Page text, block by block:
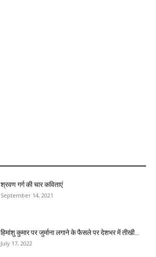
श्रवण गर्ग की चार कविताएं
September 14, 2021
हिमांशु कुमार पर जुर्माना लगाने के फैसले पर देशभर में तीखी...
July 17, 2022